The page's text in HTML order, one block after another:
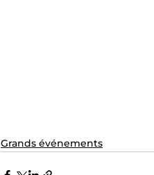
Grands événements